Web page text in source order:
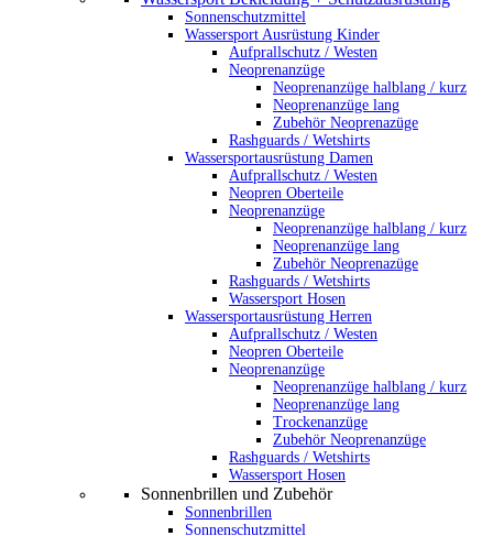
Sonnenschutzmittel
Wassersport Ausrüstung Kinder
Aufprallschutz / Westen
Neoprenanzüge
Neoprenanzüge halblang / kurz
Neoprenanzüge lang
Zubehör Neoprenazüge
Rashguards / Wetshirts
Wassersportausrüstung Damen
Aufprallschutz / Westen
Neopren Oberteile
Neoprenanzüge
Neoprenanzüge halblang / kurz
Neoprenanzüge lang
Zubehör Neoprenazüge
Rashguards / Wetshirts
Wassersport Hosen
Wassersportausrüstung Herren
Aufprallschutz / Westen
Neopren Oberteile
Neoprenanzüge
Neoprenanzüge halblang / kurz
Neoprenanzüge lang
Trockenanzüge
Zubehör Neoprenanzüge
Rashguards / Wetshirts
Wassersport Hosen
Sonnenbrillen und Zubehör
Sonnenbrillen
Sonnenschutzmittel